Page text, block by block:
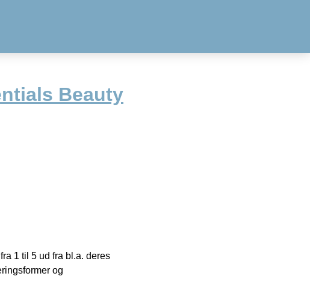
Beauty
1 til 5 ud fra bl.a. deres
og